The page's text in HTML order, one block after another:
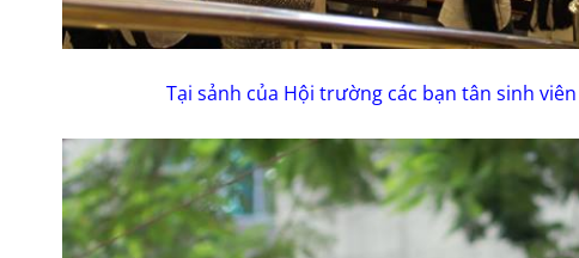
Tại sảnh của Hội trường các bạn tân sinh